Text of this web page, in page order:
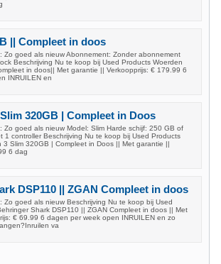
|| Compleet in doos
Zo goed als nieuw Abonnement: Zonder abonnement
Beschrijving Nu te koop bij Used Products Woerden
in doos|| Met garantie || Verkoopprijs: € 179.99 6
INRUILEN en
320GB | Compleet in Doos
Zo goed als nieuw Model: Slim Harde schijf: 250 GB of
1 controller Beschrijving Nu te koop bij Used Products
3 Slim 320GB | Compleet in Doos || Met garantie ||
6 dag
DSP110 || ZGAN Compleet in doos
Zo goed als nieuw Beschrijving Nu te koop bij Used
Shark DSP110 || ZGAN Compleet in doos || Met
€ 69.99 6 dagen per week open INRUILEN en zo
va